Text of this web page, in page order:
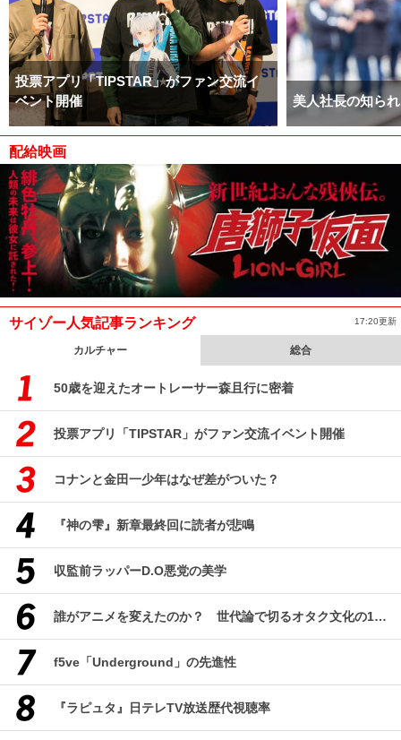
投票アプリ「TIPSTAR」がファン交流イ
ベント開催
美人社長の知ら
配給映画
サイゾー人気記事ランキング 17:20更新
カルチャー 総合
50歳を迎えたオートレーサー森且行に密着
投票アプリ「TIPSTAR」がファン交流イベント開催
コナンと金田一少年はなぜ差がついた？
『神の雫』新章最終回に読者が悲鳴
収監前ラッパーD.O悪党の美学
誰がアニメを変えたのか？ 世代論で切るオタク文化の10年、そして50年
f5ve「Underground」の先進性
『ラピュタ』日テレTV放送歴代視聴率